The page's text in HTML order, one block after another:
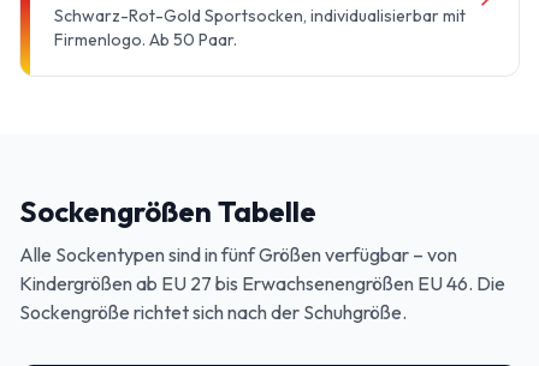
Schwarz-Rot-Gold Sportsocken, individualisierbar mit
Firmenlogo. Ab 50 Paar.
Sockengrößen Tabelle
Alle Sockentypen sind in fünf Größen verfügbar – von
Kindergrößen ab EU 27 bis Erwachsenengrößen EU 46. Die
Sockengröße richtet sich nach der Schuhgröße.